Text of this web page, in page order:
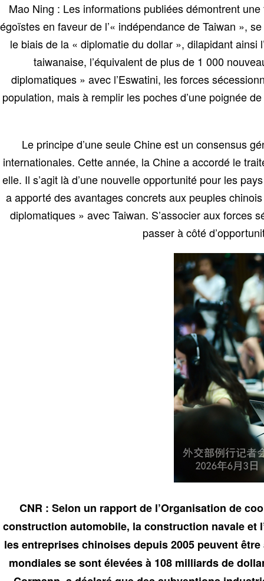
Mao Ning : Les informations publiées démontrent
égoïstes en faveur de l’« indépendance de Taiwan »,
le biais de la « diplomatie du dollar », dilapidant
taiwanaise, l’équivalent de plus de 1 000
diplomatiques » avec l’Eswatini, les forces
population, mais à remplir les poches d’une poignée
Le principe d’une seule Chine est un consensus
internationales. Cette année, la Chine a accordé le
elle. Il s’agit là d’une nouvelle opportunité pour les
a apporté des avantages concrets aux peuples
diplomatiques » avec Taiwan. S’associer aux forces
passer à côté
CNR : Selon un rapport de l’Organisation de
construction automobile, la construction navale et
les entreprises chinoises depuis 2005 peuvent
mondiales se sont élevées à 108 milliards de